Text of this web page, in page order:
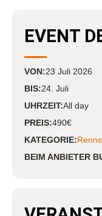
EVENT
VON:23 Juli 2026
BIS:24. Juli
UHRZEIT:All day
PREIS:490€
KATEGORIE:
BEIM ANBIETER